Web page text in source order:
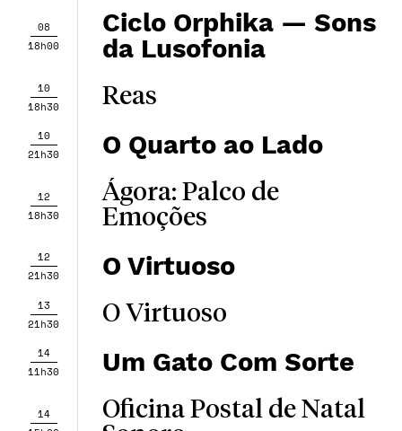
08
18h00
Ciclo Orphika — Sons
da Lusofonia
10
18h30
Reas
10
21h30
O Quarto ao Lado
12
18h30
Ágora: Palco de
Emoções
12
21h30
O Virtuoso
13
21h30
O Virtuoso
14
11h30
Um Gato Com Sorte
14
Oficina Postal de Natal